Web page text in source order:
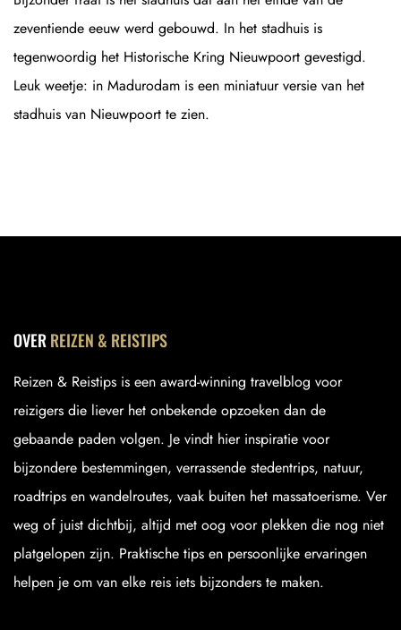
zeventiende eeuw werd gebouwd. In het stadhuis is
tegenwoordig het Historische Kring Nieuwpoort gevestigd.
Leuk weetje: in Madurodam is een miniatuur versie van het
stadhuis van Nieuwpoort te zien.
OVERREIZEN & REISTIPS
Reizen & Reistips is een award-winning travelblog voor
reizigers die liever het onbekende opzoeken dan de
gebaande paden volgen. Je vindt hier inspiratie voor
bijzondere bestemmingen, verrassende stedentrips, natuur,
roadtrips en wandelroutes, vaak buiten het massatoerisme. Ver
weg of juist dichtbij, altijd met oog voor plekken die nog niet
platgelopen zijn. Praktische tips en persoonlijke ervaringen
helpen je om van elke reis iets bijzonders te maken.